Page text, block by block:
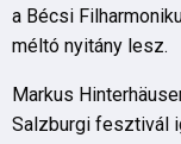
a Bécsi
méltó nyitány lesz.
Markus
Salzburgi fesztivál